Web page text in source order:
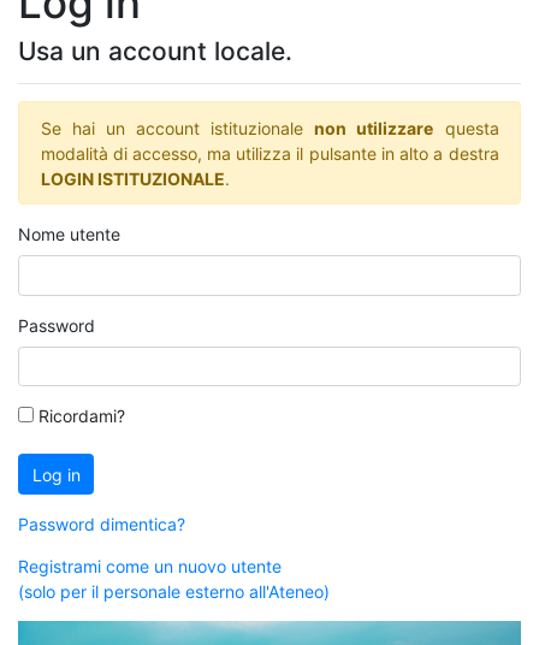
Usa un account locale.
Se hai un account istituzionalenon utilizzare questa
modalità di accesso, ma utilizza il pulsante in alto a destra
LOGIN ISTITUZIONALE.
Nome utente
Password
Ricordami?
Log in
Password dimentica?
Registrami come un nuovo utente
(solo per il personale esterno all'Ateneo)